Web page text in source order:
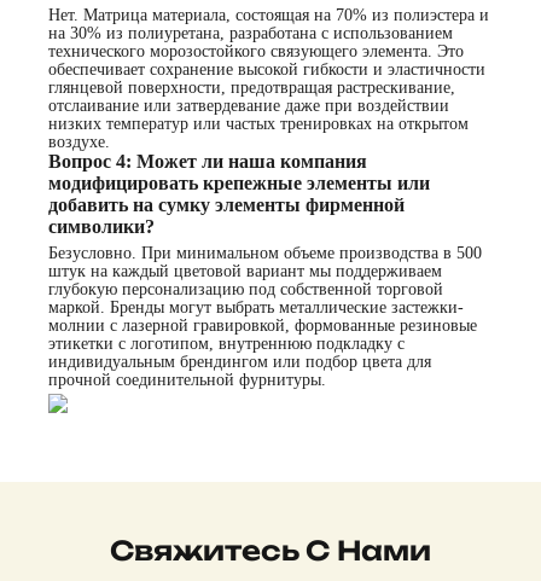
Нет. Матрица материала, состоящая на 70% из полиэстера и
на 30% из полиуретана, разработана с использованием
технического морозостойкого связующего элемента. Это
обеспечивает сохранение высокой гибкости и эластичности
глянцевой поверхности, предотвращая растрескивание,
отслаивание или затвердевание даже при воздействии
низких температур или частых тренировках на открытом
воздухе.
Вопрос 4: Может ли наша компания
модифицировать крепежные элементы или
добавить на сумку элементы фирменной
символики?
Безусловно. При минимальном объеме производства в 500
штук на каждый цветовой вариант мы поддерживаем
глубокую персонализацию под собственной торговой
маркой. Бренды могут выбрать металлические застежки-
молнии с лазерной гравировкой, формованные резиновые
этикетки с логотипом, внутреннюю подкладку с
индивидуальным брендингом или подбор цвета для
прочной соединительной фурнитуры.
Свяжитесь С Нами